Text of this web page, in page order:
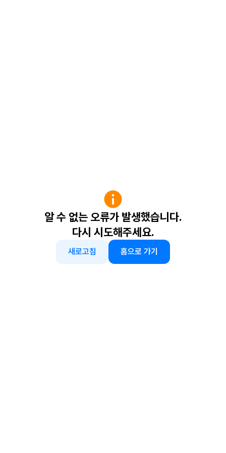
알 수 없는 오류가 발생했습니다.
다시 시도해주세요.
새로고침 홈으로 가기